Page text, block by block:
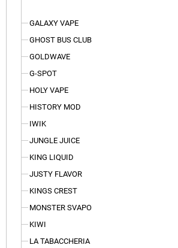
GALAXY VAPE
GHOST BUS CLUB
GOLDWAVE
G-SPOT
HOLY VAPE
HISTORY MOD
IWIK
JUNGLE JUICE
KING LIQUID
JUSTY FLAVOR
KINGS CREST
MONSTER SVAPO
KIWI
LA TABACCHERIA